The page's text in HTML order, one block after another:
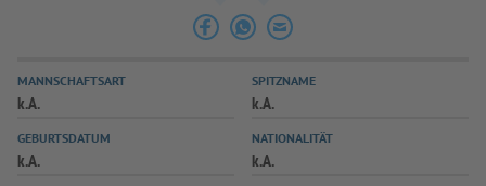
SPIELPLUS
MANNSCHAFTSART
k.A.
SPITZNAME
k.A.
GEBURTSDATUM
k.A.
NATIONALITÄT
k.A.